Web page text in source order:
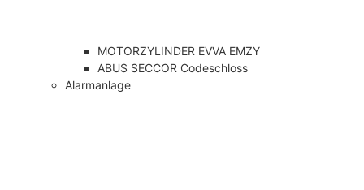
MOTORZYLINDER EVVA EMZY
ABUS SECCOR Codeschloss
Alarmanlage